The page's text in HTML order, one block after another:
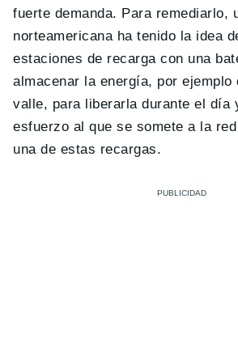
fuerte demanda. Para remediarlo,
norteamericana ha tenido la idea
estaciones de recarga con una
almacenar la energía, por ejemplo
valle, para liberarla durante el día
esfuerzo al que se somete a la
una de estas recargas.